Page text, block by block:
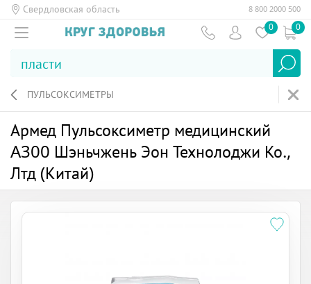
Свердловская область 8 800 2000 500
0 0
ПУЛЬСОКСИМЕТРЫ
Армед Пульсоксиметр медицинский
A300 Шэньчжень Эон Технолоджи Ко.,
Лтд (Китай)